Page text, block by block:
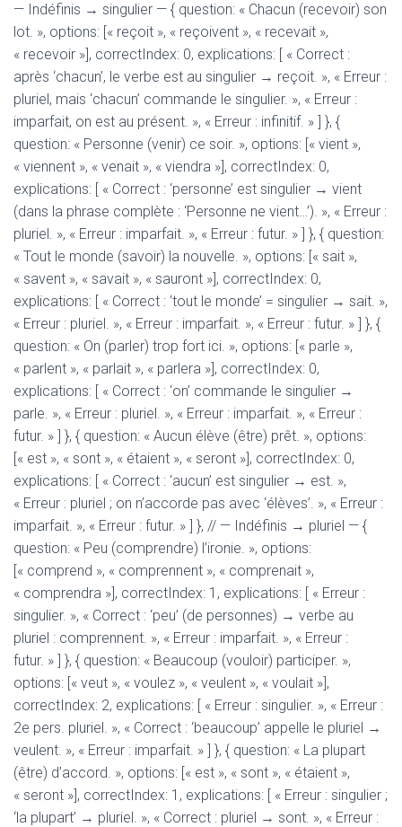
— Indéfinis → singulier — { question: « Chacun (recevoir) son
lot. », options: [« reçoit », « reçoivent », « recevait »,
« recevoir »], correctIndex: 0, explications: [ « Correct :
après ‘chacun’, le verbe est au singulier → reçoit. », « Erreur :
pluriel, mais ‘chacun’ commande le singulier. », « Erreur :
imparfait, on est au présent. », « Erreur : infinitif. » ] }, {
question: « Personne (venir) ce soir. », options: [« vient »,
« viennent », « venait », « viendra »], correctIndex: 0,
explications: [ « Correct : ‘personne’ est singulier → vient
(dans la phrase complète : ‘Personne ne vient…’). », « Erreur :
pluriel. », « Erreur : imparfait. », « Erreur : futur. » ] }, { question:
« Tout le monde (savoir) la nouvelle. », options: [« sait »,
« savent », « savait », « sauront »], correctIndex: 0,
explications: [ « Correct : ‘tout le monde’ = singulier → sait. »,
« Erreur : pluriel. », « Erreur : imparfait. », « Erreur : futur. » ] }, {
question: « On (parler) trop fort ici. », options: [« parle »,
« parlent », « parlait », « parlera »], correctIndex: 0,
explications: [ « Correct : ‘on’ commande le singulier →
parle. », « Erreur : pluriel. », « Erreur : imparfait. », « Erreur :
futur. » ] }, { question: « Aucun élève (être) prêt. », options:
[« est », « sont », « étaient », « seront »], correctIndex: 0,
explications: [ « Correct : ‘aucun’ est singulier → est. »,
« Erreur : pluriel ; on n’accorde pas avec ‘élèves’. », « Erreur :
imparfait. », « Erreur : futur. » ] }, // — Indéfinis → pluriel — {
question: « Peu (comprendre) l’ironie. », options:
[« comprend », « comprennent », « comprenait »,
« comprendra »], correctIndex: 1, explications: [ « Erreur :
singulier. », « Correct : ‘peu’ (de personnes) → verbe au
pluriel : comprennent. », « Erreur : imparfait. », « Erreur :
futur. » ] }, { question: « Beaucoup (vouloir) participer. »,
options: [« veut », « voulez », « veulent », « voulait »],
correctIndex: 2, explications: [ « Erreur : singulier. », « Erreur :
2e pers. pluriel. », « Correct : ‘beaucoup’ appelle le pluriel →
veulent. », « Erreur : imparfait. » ] }, { question: « La plupart
(être) d’accord. », options: [« est », « sont », « étaient »,
« seront »], correctIndex: 1, explications: [ « Erreur : singulier ;
‘la plupart’ → pluriel. », « Correct : pluriel → sont. », « Erreur :